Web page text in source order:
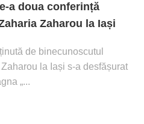
a doua conferință
Zaharou la Iași
de binecunoscutul
la Iași s-a desfășurat
„...